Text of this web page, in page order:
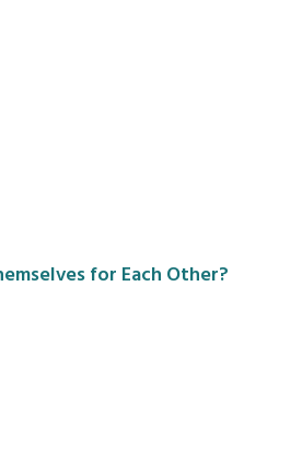
for Each Other?